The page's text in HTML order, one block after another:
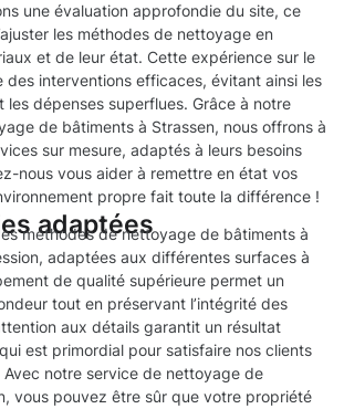
une évaluation approfondie du site, ce
les méthodes de nettoyage en
et de leur état. Cette expérience sur le
des interventions efficaces, évitant ainsi les
les dépenses superflues. Grâce à notre
de bâtiments à Strassen, nous offrons à
sur mesure, adaptés à leurs besoins
nous vous aider à remettre en état vos
propre fait toute la différence !
adaptées
méthodes de nettoyage de bâtiments à
adaptées aux différentes surfaces à
de qualité supérieure permet un
tout en préservant l’intégrité des
aux détails garantit un résultat
est primordial pour satisfaire nos clients
Avec notre service de nettoyage de
vous pouvez être sûr que votre propriété